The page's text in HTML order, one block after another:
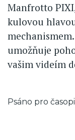
Manfrotto
kulovou
umožňuje
vašim videím
Psáno pro